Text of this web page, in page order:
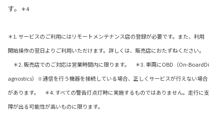
す。
＊4
＊1. サービスのご利用にはリモートメンテナンス店の登録が必要です。また、利用
開始操作の翌日よりご利用いただけます。詳しくは、販売店におたずねください。
＊2. 販売店でのご対応は営業時間内に限ります。 ＊3. 車両にOBD（On-BoardDi
agnostics）Ⅱ通信を行う機器を接続している場合、正しくサービスが行えない場合
があります。 ＊4. すべての警告灯点灯時に実施するものではありません。走行に支
障が出る可能性が高いものに限ります。